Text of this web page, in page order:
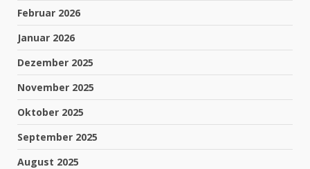
Februar 2026
Januar 2026
Dezember 2025
November 2025
Oktober 2025
September 2025
August 2025